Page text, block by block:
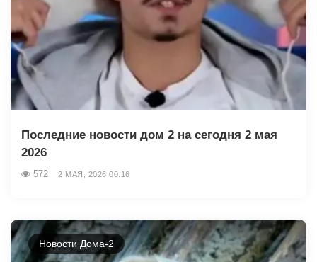
Последние новости дом 2 на сегодня 2 мая
2026
572 2 МАЯ, 2026 00:16
Новости Дома-2